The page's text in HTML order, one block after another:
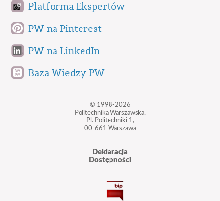
Platforma Ekspertów
PW na Pinterest
PW na LinkedIn
Baza Wiedzy PW
© 1998-2026
Politechnika Warszawska,
Pl. Politechniki 1,
00-661 Warszawa
Deklaracja
Dostępności